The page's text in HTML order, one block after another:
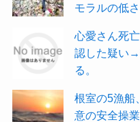
モラルの低
心愛さん死
認した疑い→
る。
根室の5漁
意の安全操